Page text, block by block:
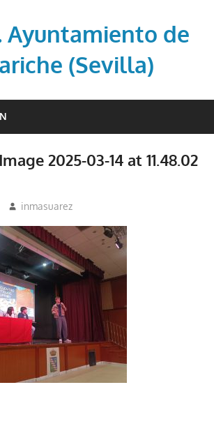
Ayuntamiento de
(Sevilla)
2025-03-14 at 11.48.02
inmasuarez